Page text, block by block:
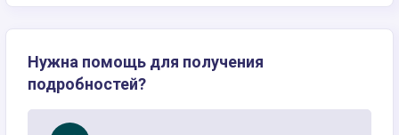
Нужна помощь для получения
подробностей?